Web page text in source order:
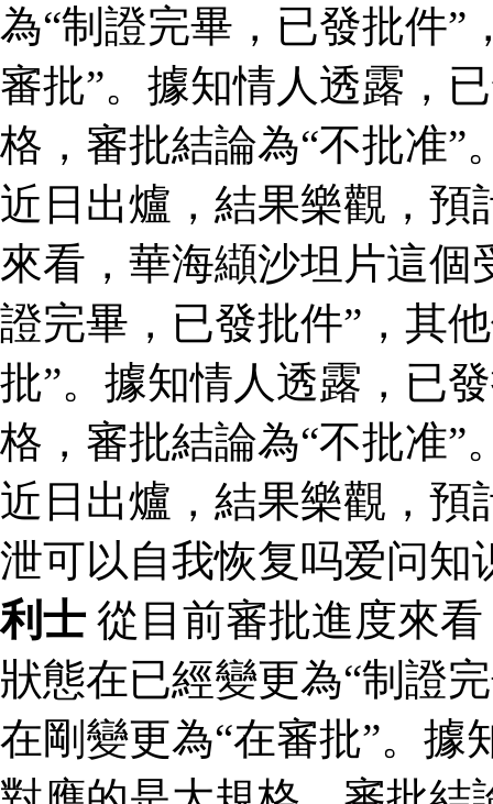
為“制證完畢，已發批件”
審批”。據知情人透露，
格，審批結論為“不批准”
近日出爐，結果樂觀，預
來看，華海纈沙坦片這個
證完畢，已發批件”，其
批”。據知情人透露，已
格，審批結論為“不批准”
近日出爐，結果樂觀，
泄可以自我恢复吗爱问知
利士 從目前審批進度來
狀態在已經變更為“制證
在剛變更為“在審批”。據